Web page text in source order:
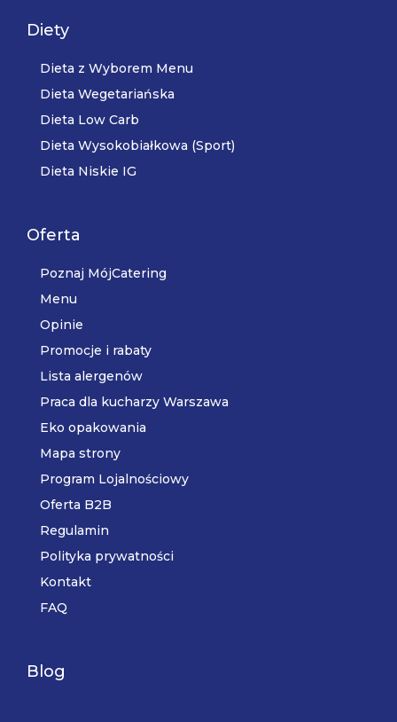
Diety
Dieta z Wyborem Menu
Dieta Wegetariańska
Dieta Low Carb
Dieta Wysokobiałkowa (Sport)
Dieta Niskie IG
Oferta
Poznaj MójCatering
Menu
Opinie
Promocje i rabaty
Lista alergenów
Praca dla kucharzy Warszawa
Eko opakowania
Mapa strony
Program Lojalnościowy
Oferta B2B
Regulamin
Polityka prywatności
Kontakt
FAQ
Blog